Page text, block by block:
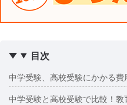
目次
中学受験、高校受験にかかる費
中学受験と高校受験で比較！教